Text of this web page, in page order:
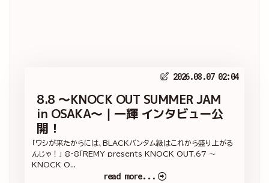
2026.08.07 02:04
8.8 ～KNOCK OUT SUMMER JAM
in OSAKA～｜一輝 インタビュー公
開！
「ワシが来たからには、BLACKバンタム級はこれから盛り上がる
んじゃ！」 8・8「REMY presents KNOCK OUT.67 ～
KNOCK O...
read more...